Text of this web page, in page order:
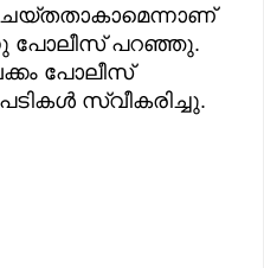
പോലീസ് പറഞ്ഞു.
പോലീസ്
സ്വീകരിച്ചു.